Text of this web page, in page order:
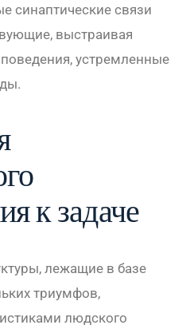
синаптические связи
выстраивая
устремленные
к задаче
лежащие в базе
триумфов,
людского